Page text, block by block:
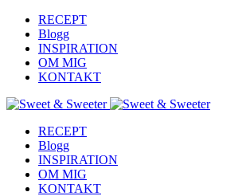
RECEPT
Blogg
INSPIRATION
OM MIG
KONTAKT
RECEPT
Blogg
INSPIRATION
OM MIG
KONTAKT